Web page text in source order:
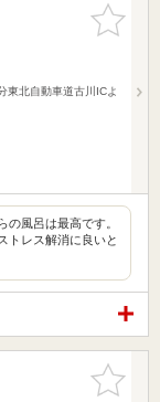
お気に入
りに追加
東北自動車道古川ICよ
の風呂は最高です。
トレス解消に良いと
お気に入
りに追加